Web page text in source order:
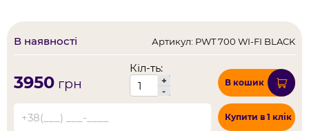
В наявності Артикул: PWT 700 WI-FI BLACK
3950 грн
Кіл-ть:
+
-
В кошик
Купити в 1 клік